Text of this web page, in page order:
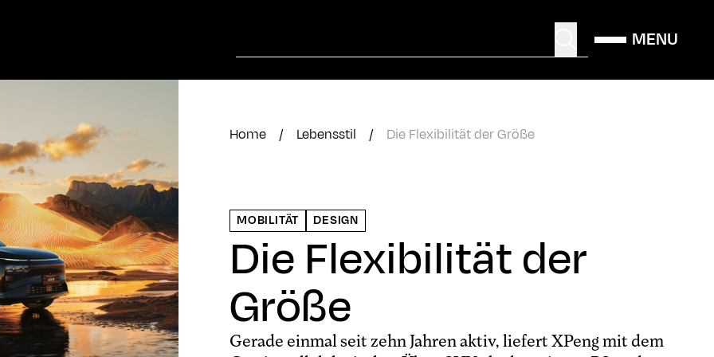
MENU
Home / Lebensstil / Die Flexibilität der Größe
MOBILITÄT DESIGN
Die Flexibilität der
Größe
Gerade einmal seit zehn Jahren aktiv, liefert XPeng mit dem